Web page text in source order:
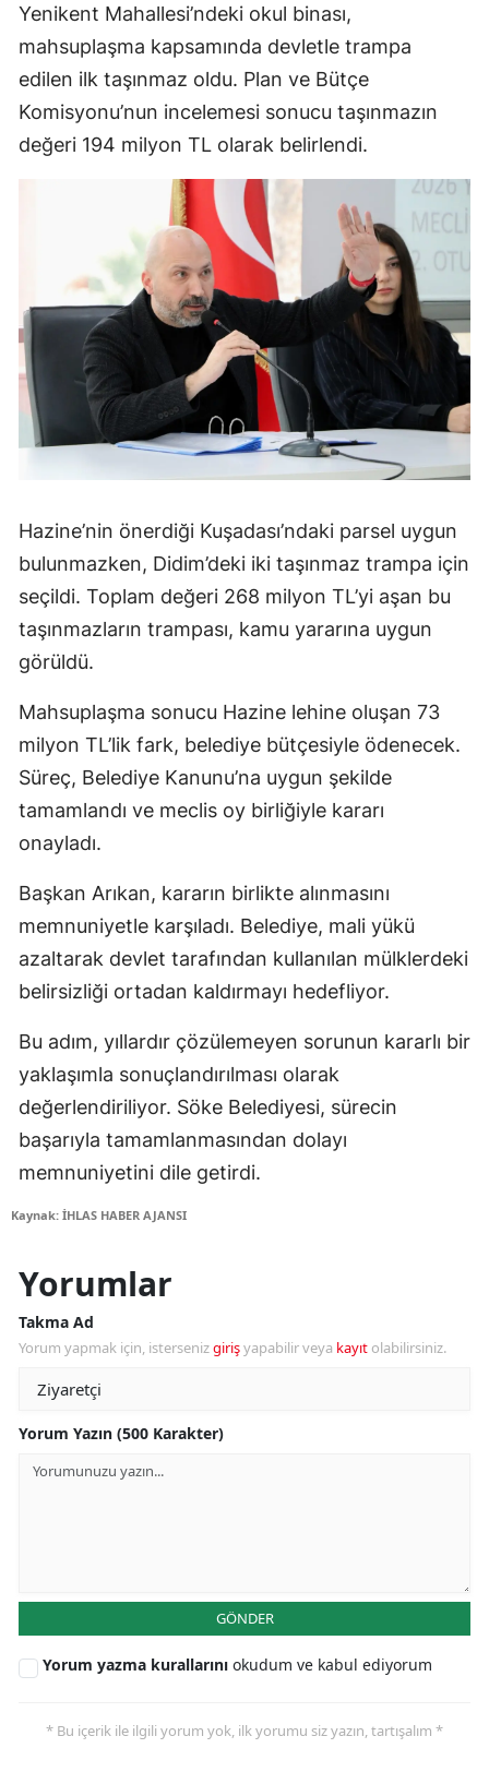
Yenikent Mahallesi’ndeki okul binası,
mahsuplaşma kapsamında devletle trampa
edilen ilk taşınmaz oldu. Plan ve Bütçe
Komisyonu’nun incelemesi sonucu taşınmazın
değeri 194 milyon TL olarak belirlendi.
Hazine’nin önerdiği Kuşadası’ndaki parsel uygun
bulunmazken, Didim’deki iki taşınmaz trampa için
seçildi. Toplam değeri 268 milyon TL’yi aşan bu
taşınmazların trampası, kamu yararına uygun
görüldü.
Mahsuplaşma sonucu Hazine lehine oluşan 73
milyon TL’lik fark, belediye bütçesiyle ödenecek.
Süreç, Belediye Kanunu’na uygun şekilde
tamamlandı ve meclis oy birliğiyle kararı
onayladı.
Başkan Arıkan, kararın birlikte alınmasını
memnuniyetle karşıladı. Belediye, mali yükü
azaltarak devlet tarafından kullanılan mülklerdeki
belirsizliği ortadan kaldırmayı hedefliyor.
Bu adım, yıllardır çözülemeyen sorunun kararlı bir
yaklaşımla sonuçlandırılması olarak
değerlendiriliyor. Söke Belediyesi, sürecin
başarıyla tamamlanmasından dolayı
memnuniyetini dile getirdi.
Kaynak: İHLAS HABER AJANSI
Yorumlar
Takma Ad
Yorum yapmak için, istersenizgirişyapabilir veya kayıt olabilirsiniz.
Yorum Yazın (500 Karakter)
GÖNDER
Yorum yazma kurallarını okudum ve kabul ediyorum
* Bu içerik ile ilgili yorum yok, ilk yorumu siz yazın, tartışalım *